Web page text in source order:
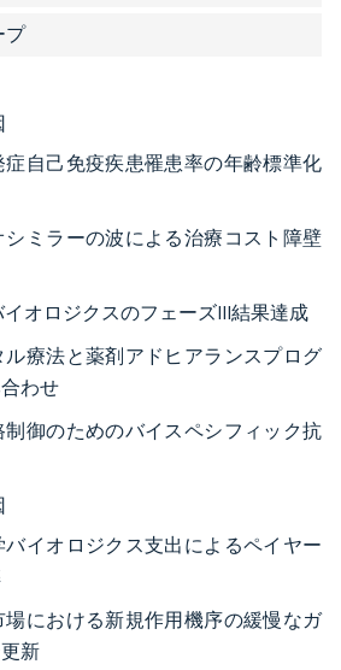
プ
症自己免疫疾患罹患率の年齢標準化
シミラーの波による治療コスト障壁
イオロジクスのフェーズIII結果達成
ル療法と薬剤アドヒアランスプログ
わせ
制御のためのバイスペシフィック抗
バイオロジクス支出によるペイヤー
場における新規作用機序の緩慢なガ
新